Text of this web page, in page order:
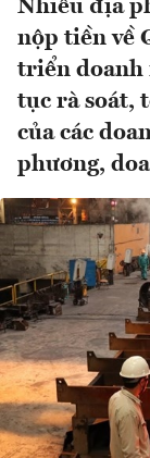
Nhiều địa
nộp tiền về
triển doanh
tục rà soát,
của các
phương,